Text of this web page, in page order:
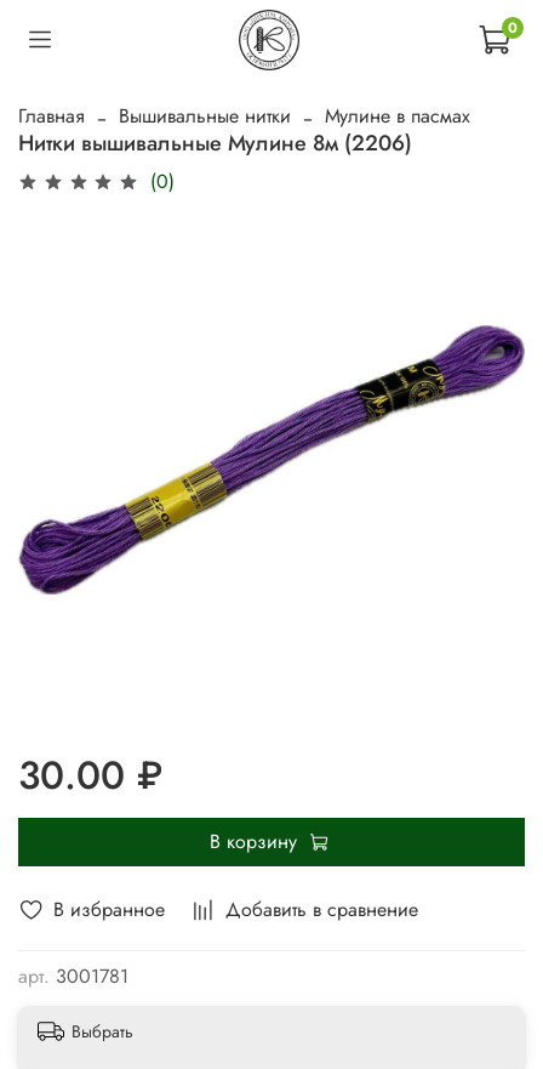
0
Главная Вышивальные нитки Мулине в пасмах
Нитки вышивальные Мулине 8м (2206)
(0)
В избранное Добавить в сравнение
арт. 3001781
30.00 ₽
В корзину
Выбрать